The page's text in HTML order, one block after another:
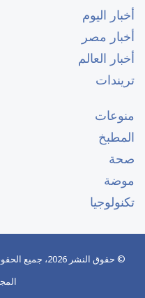
أخبار اليوم
أخبار مصر
أخبار العالم
تريندات
منوعات
المطبخ
صحة
موضة
تكنولوجيا
© حقوق النشر 2026، جميع الحقوق محفوظة |